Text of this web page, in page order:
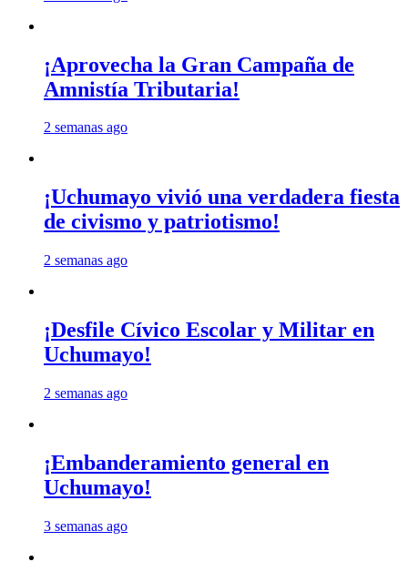
¡Aprovecha la Gran Campaña de
Amnistía Tributaria!
2 semanas ago
¡Uchumayo vivió una verdadera fiesta
de civismo y patriotismo!
2 semanas ago
¡Desfile Cívico Escolar y Militar en
Uchumayo!
2 semanas ago
¡Embanderamiento general en
Uchumayo!
3 semanas ago